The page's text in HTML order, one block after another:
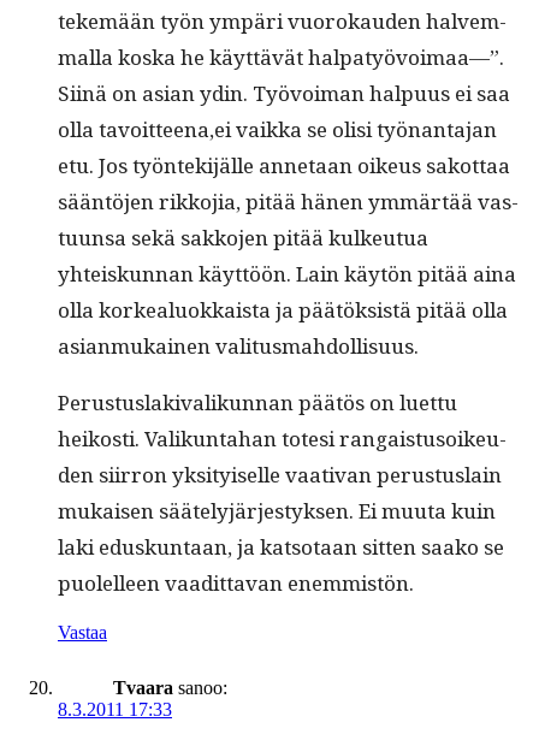
tekemään työn ympäri vuorokau­den halvem­
mal­la kos­ka he käyt­tävät hal­patyövoimaa—”.
Siinä on asian ydin. Työvoiman halpu­us ei saa
olla tavoitteena,ei vaik­ka se olisi työ­nan­ta­jan
etu. Jos työn­tek­i­jälle annetaan oikeus sakot­taa
sään­tö­jen rikko­jia, pitää hänen ymmärtää vas­
tu­un­sa sekä sakko­jen pitää kulkeu­tua
yhteiskun­nan käyt­töön. Lain käytön pitää aina
olla korkealu­okkaista ja päätök­sistä pitää olla
asian­mukainen valitusmahdollisuus.
Perus­tus­laki­va­likun­nan päätös on luet­tu
heikosti. Valikun­ta­han tote­si ran­gais­tu­soikeu­
den siir­ron yksi­tyiselle vaa­ti­van perus­tus­lain
mukaisen sääte­lyjärjestyk­sen. Ei muu­ta kuin
laki eduskun­taan, ja kat­so­taan sit­ten saako se
puolelleen vaa­dit­ta­van enemmistön.
Vastaa
Tvaara sanoo:
8.3.2011 17:33